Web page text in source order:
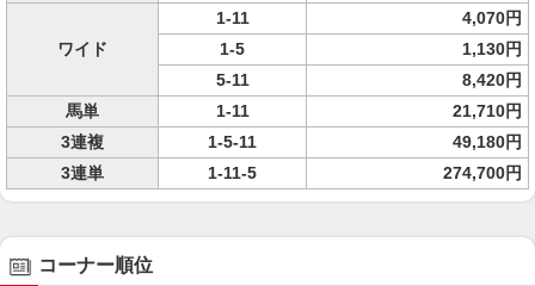
ワイド
1-11
4,070円
1-5
1,130円
5-11
8,420円
馬単
1-11
21,710円
3連複
1-5-11
49,180円
3連単
1-11-5 274,700円
コーナー順位